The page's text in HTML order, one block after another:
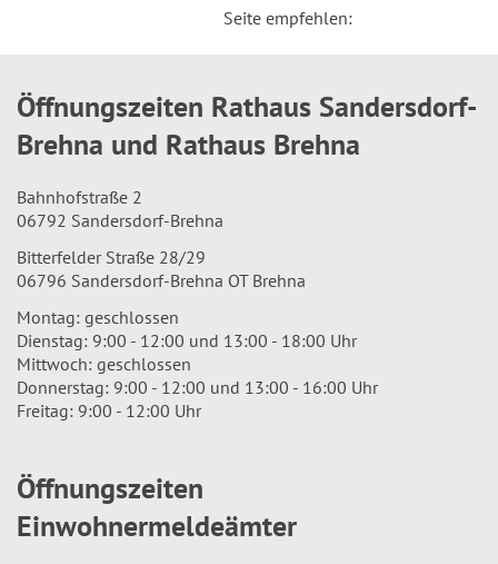
Seite empfehlen:
Öffnungszeiten Rathaus Sandersdorf-
Brehna und Rathaus Brehna
Bahnhofstraße 2
06792 Sandersdorf-Brehna
Bitterfelder Straße 28/29
06796 Sandersdorf-Brehna OT Brehna
Montag: geschlossen
Dienstag: 9:00 - 12:00 und 13:00 - 18:00 Uhr
Mittwoch: geschlossen
Donnerstag: 9:00 - 12:00 und 13:00 - 16:00 Uhr
Freitag: 9:00 - 12:00 Uhr
Öffnungszeiten
Einwohnermeldeämter